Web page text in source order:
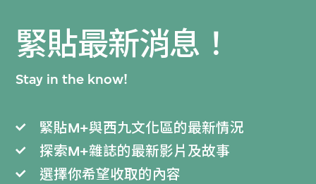
緊貼最新消息！
Stay in the know!
緊貼M+與西九文化區的最新情況
探索M+雜誌的最新影片及故事
選擇你希望收取的內容